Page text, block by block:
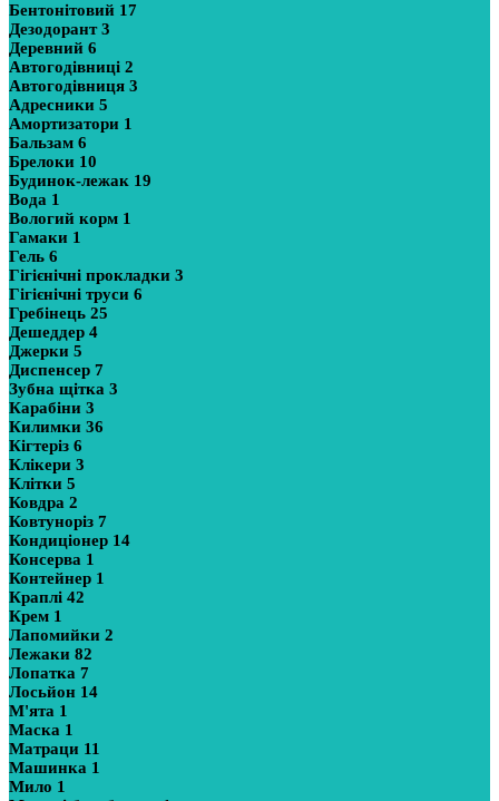
Бентонітовий 17
Дезодорант3
Деревний 6
Автогодівниці 2
Автогодівниця 3
Адресники 5
Амортизатори 1
Бальзам 6
Брелоки 10
Будинок-лежак 19
Вода 1
Вологий корм 1
Гамаки 1
Гель 6
Гігієнічні прокладки 3
Гігієнічні труси 6
Гребінець 25
Дешеддер 4
Джерки 5
Диспенсер 7
Зубна щітка 3
Карабіни 3
Килимки 36
Кігтеріз 6
Клікери 3
Клітки 5
Ковдра 2
Ковтуноріз 7
Кондиціонер 14
Консерва 1
Контейнер 1
Краплі 42
Крем 1
Лапомийки 2
Лежаки 82
Лопатка 7
Лосьйон 14
М'ята 1
Маска 1
Матраци 11
Машинка 1
Мило 1